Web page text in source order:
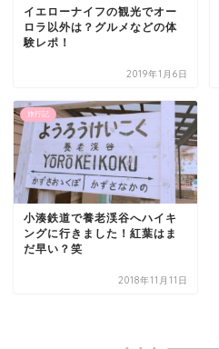
イエローナイフの観光でオー
ロラ以外は？グルメなどの体
験レポ！
2019年1月6日
旅行記
小湊鉄道で養老渓谷へハイキ
ングに行きました！紅葉はま
だ早い？笑
2018年11月11日